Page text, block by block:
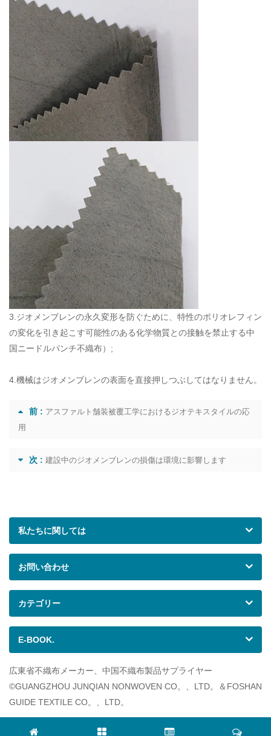
3.ジオメンブレンの永久変形を防ぐために、特性のポリオレフィン
の変化を引き起こす可能性のある化学物質との接触を禁止する中
国ニードルパンチ不織布）;
4.機械はジオメンブレンの表面を直接押しつぶしてはなりません。
前 : アスファルト舗装被覆工学におけるジオテキスタイルの応
用
次 : 建設中のジオメンブレンの損傷は環境に影響します
私たちに関しては
お問い合わせ
カテゴリー
E-BOOK.
広東省不織布メーカー、中国不織布製品サプライヤー
©GUANGZHOU JUNQIAN NONWOVEN CO。、LTD。＆FOSHAN
GUIDE TEXTILE CO。、LTD。